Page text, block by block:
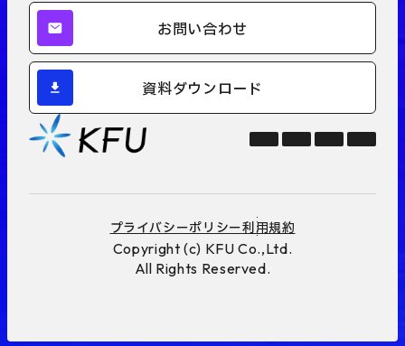
お問い合わせ
資料ダウンロード
Copyright (c) KFU Co.,Ltd.
All Rights Reserved.
プライバシーポリシー利用規約